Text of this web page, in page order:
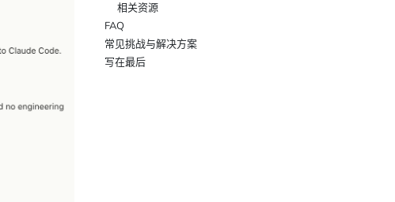
相关资源
FAQ
常见挑战与解决方案
写在最后